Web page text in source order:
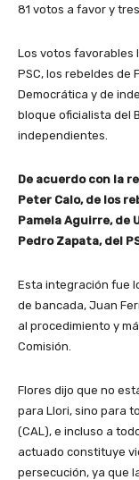
81 votos a favor y
Los votos favorables
PSC, los rebeldes de
Democrática y de
bloque oficialista del
independientes.
De acuerdo con la
Peter Calo, de los
Pamela Aguirre, de
Pedro Zapata, del
Esta integración fue
de bancada, Juan
al procedimiento y
Comisión.
Flores dijo que no
para Llori, sino para
(CAL), e incluso a
actuado constituye
persecución, ya que